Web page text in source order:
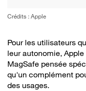
Crédits : Apple
Pour les utilisateurs
leur autonomie,
MagSafe pensée
qu'un complément
des usages.